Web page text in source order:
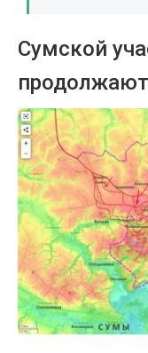
Сумской